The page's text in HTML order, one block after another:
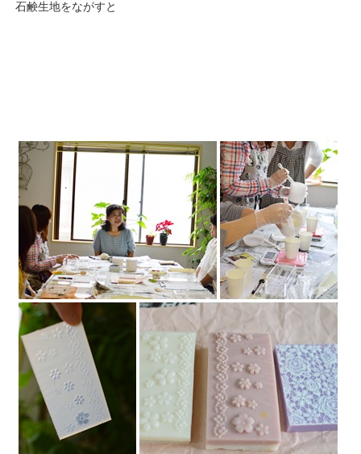
石鹸生地をながすと